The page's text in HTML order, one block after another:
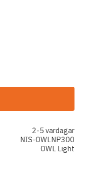
2-5 vardagar
NIS-OWLNP300
OWL Light